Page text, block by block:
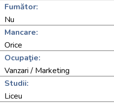
Fumător:
Nu
Mancare:
Orice
Ocupaţie:
Vanzari / Marketing
Studii:
Liceu